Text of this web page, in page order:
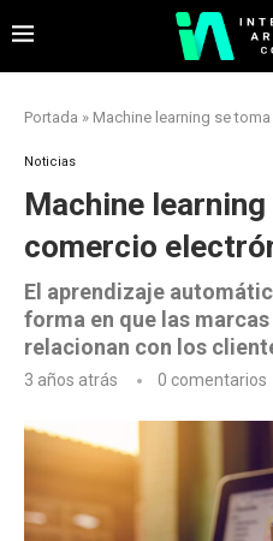
Portada » Machine learning se
Noticias
Machine
comercio
El aprendizaje
forma en que las
relacionan con los
3 años atrás 0 comentarios